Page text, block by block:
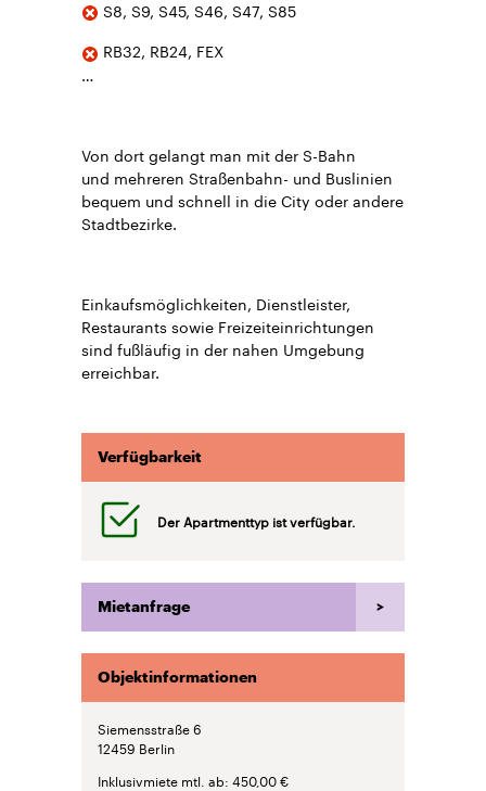
S8, S9, S45, S46, S47, S85
RB32, RB24, FEX
…
Von dort gelangt man mit der S-Bahn
und mehreren Straßenbahn- und Buslinien
bequem und schnell in die City oder andere
Stadtbezirke.
Einkaufsmöglichkeiten, Dienstleister,
Restaurants sowie Freizeiteinrichtungen
sind fußläufig in der nahen Umgebung
erreichbar.
Verfügbarkeit
Der Apartmenttyp ist verfügbar.
Mietanfrage
Objektinformationen
Siemensstraße 6
12459 Berlin
Inklusivmiete mtl. ab 450,00 €